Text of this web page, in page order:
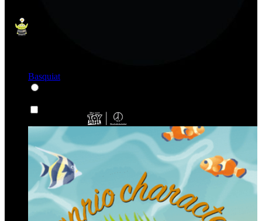
Basquiat
Personajes y Dibujos Animados